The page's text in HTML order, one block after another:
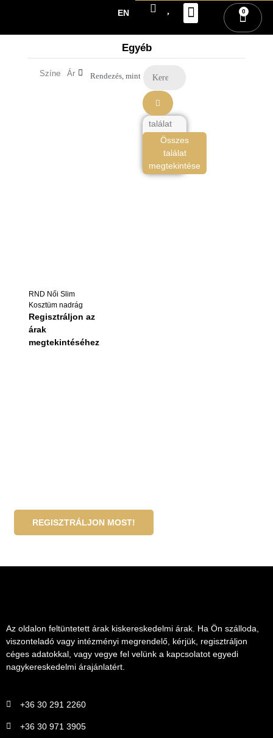
EN 0
Egyéb
Színek Ár
találat
Összes
találat
megtekintése
RND Női Slim
Kosztüm nadrág
Regisztráljon az
árak
megtekintéséhez
REGISZTRÁLJON MOST!
Az oldalon feltüntetett árak kiskereskedelmi árak. Ha Ön szálloda,
viszonteladó vagy intézményi megrendelő, kérjük, regisztráljon
céges adatokkal, vagy vegye fel velünk a kapcsolatot egyedi
nagykereskedelmi árajánlatért.
+36 30 291 2260
+36 30 971 3905